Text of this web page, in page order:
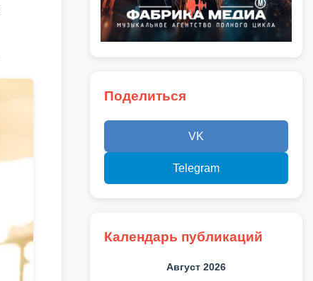
Поделиться
VK
Telegram
Календарь публикаций
Август 2026